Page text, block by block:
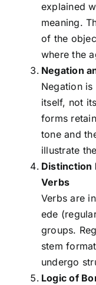
explained
meaning.
of the
where the
Negation
Negation
itself, not
forms
tone and
illustrate
Distinction
Verbs
Verbs are
ede
groups.
stem
undergo
Logic of